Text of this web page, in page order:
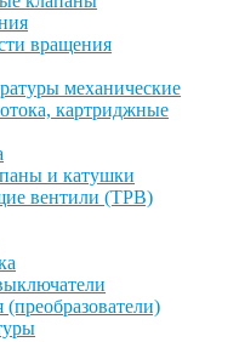
вращения
механические
картриджные
и катушки
вентили (ТРВ)